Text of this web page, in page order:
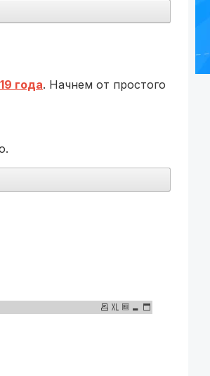
года. Начнем от простого